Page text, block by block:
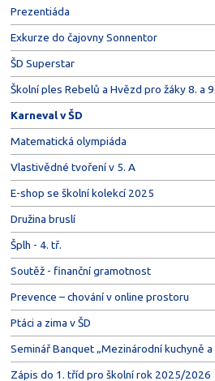
Prezentiáda
Exkurze do čajovny Sonnentor
ŠD Superstar
Školní ples Rebelů a Hvězd pro žáky 8. a
Karneval v ŠD
Matematická olympiáda
Vlastivědné tvoření v 5. A
E-shop se školní kolekcí 2025
Družina bruslí
Šplh - 4. tř.
Soutěž - finanční gramotnost
Prevence – chování v online prostoru
Ptáci a zima v ŠD
Seminář Banquet „Mezinárodní kuchyně
Zápis do 1. tříd pro školní rok 2025/2026